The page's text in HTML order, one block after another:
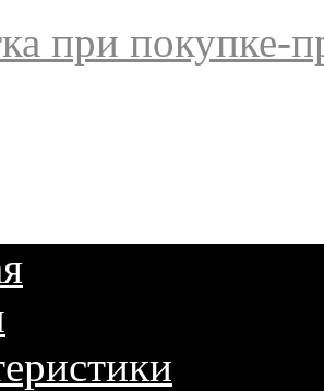
при покупке-